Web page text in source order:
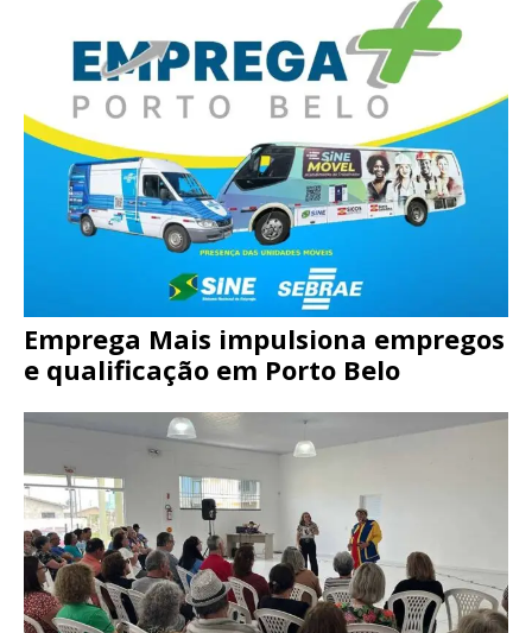
Emprega Mais impulsiona empregos
e qualificação em Porto Belo